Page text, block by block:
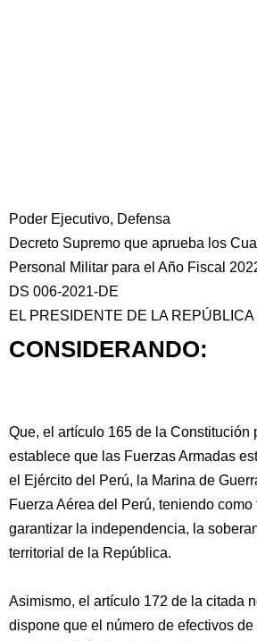
Poder Ejecutivo, Defensa
Decreto Supremo que aprueba los
Personal Militar para el Año Fiscal
DS 006-2021-DE
EL PRESIDENTE DE LA REPÚBLICA
CONSIDERANDO:
Que, el artículo 165 de la Constitución
establece que las Fuerzas Armadas
el Ejército del Perú, la Marina de
Fuerza Aérea del Perú, teniendo como
garantizar la independencia, la
territorial de la República.
Asimismo, el artículo 172 de la citada
dispone que el número de efectivos